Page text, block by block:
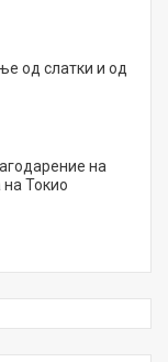
од слатки и од
на
на Токио